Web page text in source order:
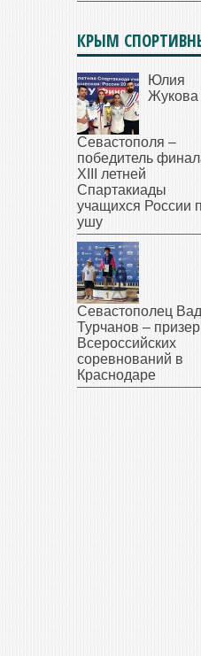
КРЫМ
Юлия
Жукова
Севастополя –
победитель
XIII летней
Спартакиады
учащихся России
ушу
Севастополец
Турчанов – призер
Всероссийских
соревнований в
Краснодаре